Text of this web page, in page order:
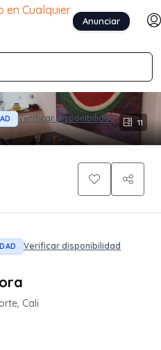
Anunciar
11
Verificar disponibilidad
Verificar disponibilidad
Cali